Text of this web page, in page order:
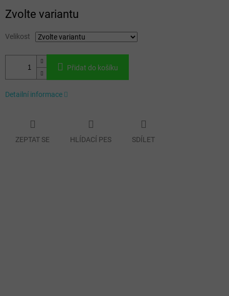
cena:
Zvolte variantu
Velikost
Přidat do košíku
Detailní informace
ZEPTAT SE HLÍDACÍ PES SDÍLET